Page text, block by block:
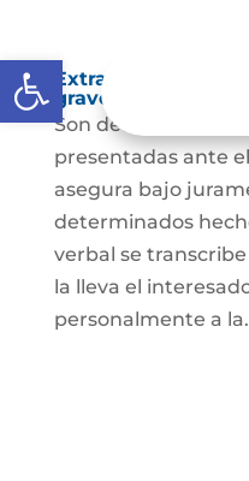
Abrir barra de herramientas
Extra-proceso o
gravedad de
Son declaraciones
presentadas ante
asegura bajo
determinados
verbal se
la lleva el
personalmente a